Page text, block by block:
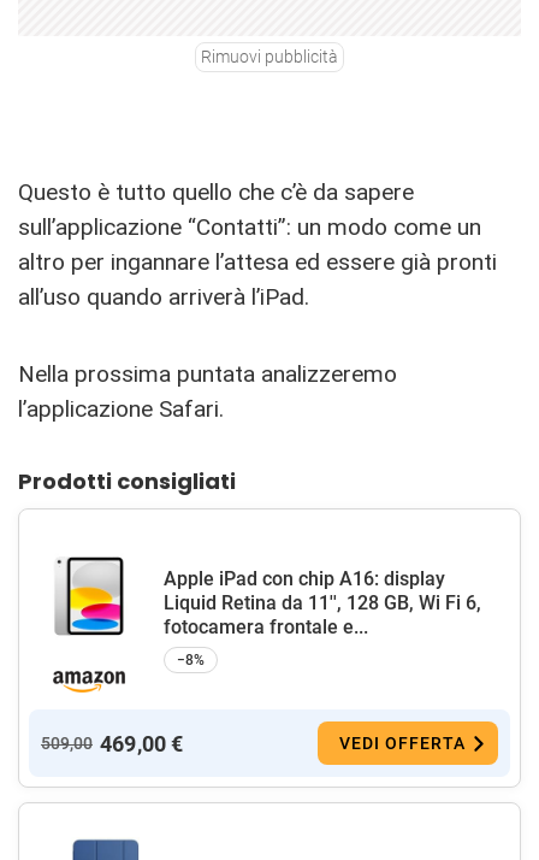
Rimuovi pubblicità
Questo è tutto quello che c’è da sapere
sull’applicazione “Contatti”: un modo come un
altro per ingannare l’attesa ed essere già pronti
all’uso quando arriverà l’iPad.
Nella prossima puntata analizzeremo
l’applicazione Safari.
Prodotti consigliati
Apple iPad con chip A16: display
Liquid Retina da 11'', 128 GB, Wi Fi 6,
fotocamera frontale e...
−8%
509,00 469,00 € VEDI OFFERTA